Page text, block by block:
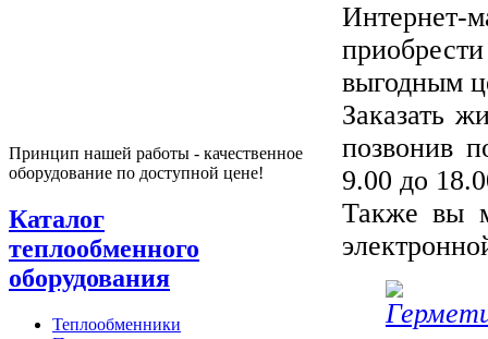
Принцип нашей работы - качественное
оборудование по доступной цене!
Каталог
теплообменного
оборудования
Теплообменники
Интернет-
выгодным
Заказать
позвонив
9.00 до
Также вы